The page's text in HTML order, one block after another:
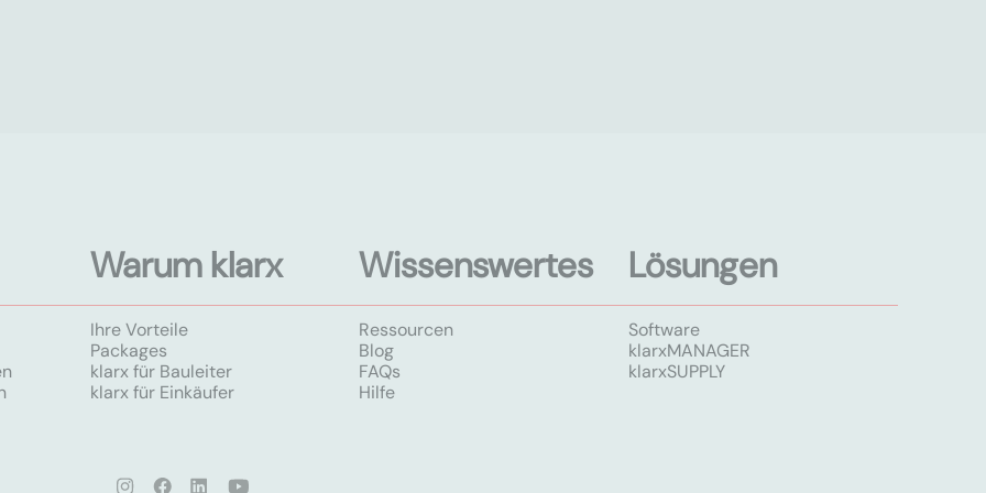
Warum klarx
Ihre Vorteile
Packages
klarx für Bauleiter
klarx für Einkäufer
Wissenswertes
Ressourcen
Blog
FAQs
Hilfe
Lösungen
Software
klarxMANAGER
klarxSUPPLY